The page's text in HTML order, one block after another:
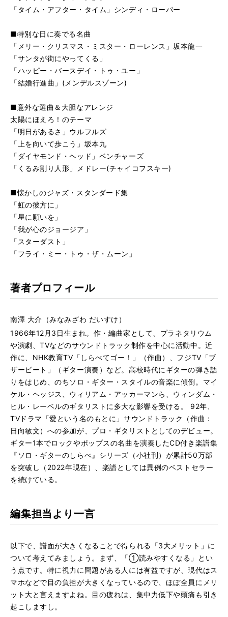
す
再
す
る
ダイヤモンド・ヘッド／ベンチャーズ
再
生
す
る
くるみ割り人形メドレー／（チャイコフスキー）
再
生
す
虹の彼方に
再
る
星に願いを
生
す
る
再
生
す
る
スターダスト
再
生
す
る
フライ・ミー・トゥ・ザ・ムーン
「タイム・アフター・タイム」シンディ・ローパー
■特別な日に奏でる名曲
「メリー・クリスマス・ミスター・ローレンス」坂本龍一
「サンタが街にやってくる」
「ハッピー・バースデイ・トゥ・ユー」
「結婚行進曲」(メンデルスゾーン)
■意外な選曲＆大胆なアレンジ
太陽にほえろ！のテーマ
「明日があるさ」ウルフルズ
「上を向いて歩こう」坂本九
「ダイヤモンド・ヘッド」ベンチャーズ
「くるみ割り人形」メドレー(チャイコフスキー)
■懐かしのジャズ・スタンダード集
「虹の彼方に」
「星に願いを」
「我が心のジョージア」
「スターダスト」
「フライ・ミー・トゥ・ザ・ムーン」
著者プロフィール
南澤 大介（みなみざわ だいすけ）
1966年12月3日生まれ。作・編曲家として、プラネタリウム
や演劇、TVなどのサウンドトラック制作を中心に活動中。近
作に、NHK教育TV「しらべてゴー！」（作曲）、フジTV「ブ
ザービート」（ギター演奏）など。高校時代にギターの弾き語
りをはじめ、のちソロ・ギター・スタイルの音楽に傾倒。マイ
ケル・ヘッジス、ウィリアム・アッカーマンら、ウィンダム・
ヒル・レーベルのギタリストに多大な影響を受ける。 92年、
TVドラマ「愛という名のもとに」サウンドトラック（作曲：
日向敏文）への参加が、プロ・ギタリストとしてのデビュー。
ギター1本でロックやポップスの名曲を演奏したCD付き楽譜集
『ソロ・ギターのしらべ』シリーズ（小社刊）が累計50万部
を突破し（2022年現在）、楽譜としては異例のベストセラー
を続けている。
編集担当より一言
以下で、譜面が大きくなることで得られる「3大メリット」に
ついて考えてみましょう。まず、「①読みやすくなる」とい
う点です。特に視力に問題がある人には有益ですが、現代はス
マホなどで目の負担が大きくなっているので、ほぼ全員にメリ
ット大と言えますよね。目の疲れは、集中力低下や頭痛も引き
起こしますし。